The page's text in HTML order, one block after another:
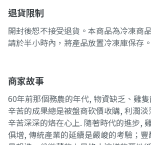
退貨限制
開封後恕不接受退貨。本商品為冷凍商
請於半小時內，將產品放置冷凍庫保存。
商家故事
60年前那個務農的年代, 物資缺乏、雞
辛苦的成果總是被盤商砍價收購, 利潤
辛苦深深的烙在心上. 隨著時代的進步,
俱增, 傳統產業的延續是嚴峻的考驗；